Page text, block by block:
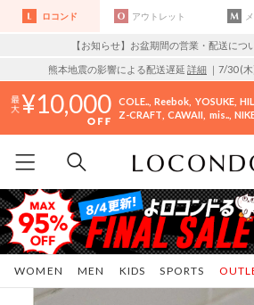
ロコンド アウトレット
【お知らせ】お盆期間の営業・配送につ
熊本地震の影響による配送遅延 詳細 ｜7/30 (
10,000 COLE.. Reebok YOSUKE
Z-CRAFT CAWAII mis..
WOMEN MEN KIDS SPORTS